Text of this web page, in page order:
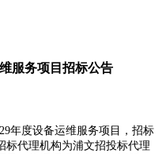
服务项目招标公告
年度设备运维服务项目， 招标
标代理机构为浦文招投标代理